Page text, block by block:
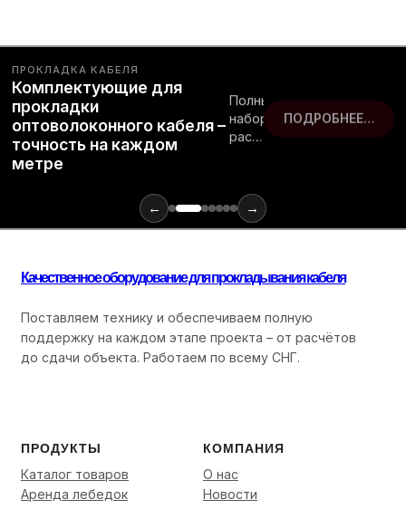
ПРОКЛАДКА КАБЕЛЯ
Комплектующие для
прокладки
оптоволоконного кабеля –
точность на каждом
метре
Полный
набор
расходных
для
монтажа
ввода
кабельную
канализацию
до
ПОДРОБНЕЕ…
← →
Качественное оборудование для прокладывания кабеля
Поставляем технику и обеспечиваем полную
поддержку на каждом этапе проекта – от расчётов
до сдачи объекта. Работаем по всему СНГ.
ПРОДУКТЫ
Каталог товаров
Аренда лебедок
КОМПАНИЯ
О нас
Новости